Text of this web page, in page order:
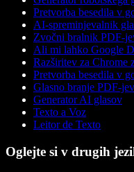
Pretvorba besedila v
AI-spreminjevalnik
Zvočni bralnik PDF-
Ali mi lahko Google
Razširitev za Chrome
Pretvorba besedila v
Glasno branje PDF-jev
Generator AI glasov
Texto a Voz
Leitor de Texto
Oglejte si v drugih